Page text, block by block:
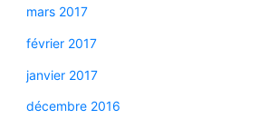
mars 2017
février 2017
janvier 2017
décembre 2016